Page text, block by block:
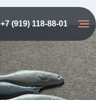
+7 (919) 118-88-01